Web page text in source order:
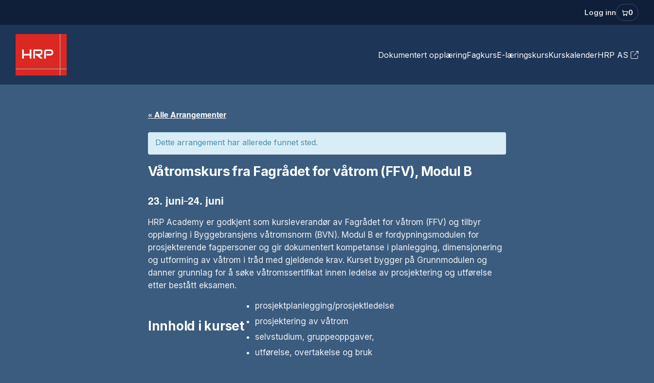
Logg inn 0
Dokumentert opplæring
Sikker bruk av stillaser og
opplæring
Grunnmodul
Modul A – Utførelse av
våtrom
Modul B – Prosjektering av
våtrom
FagkursE-læringskursKurskalenderHRP AS
« Alle Arrangementer
Dette arrangement har allerede funnet sted.
Våtromskurs fra Fagrådet for våtrom (FFV), Modul B
23. juni–24. juni
HRP Academy er godkjent som kursleverandør av Fagrådet for våtrom (FFV) og tilbyr
opplæring i Byggebransjens våtromsnorm (BVN). Modul B er fordypningsmodulen for
prosjekterende fagpersoner og gir dokumentert kompetanse i planlegging, dimensjonering
og utforming av våtrom i tråd med gjeldende krav. Kurset bygger på Grunnmodulen og
danner grunnlag for å søke våtromssertifikat innen ledelse av prosjektering og utførelse
etter bestått eksamen.
Innhold i kurset
prosjektplanlegging/prosjektledelse
prosjektering av våtrom
selvstudium, gruppeoppgaver,
utførelse, overtakelse og bruk